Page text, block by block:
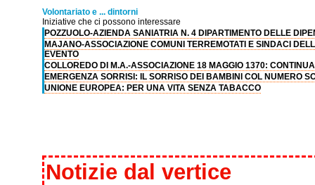
Volontariato e ... dintorni
Iniziative che ci possono interessare
POZZUOLO-AZIENDA SANIATRIA N. 4 DIPARTIMENTO DELLE
MAJANO-ASSOCIAZIONE COMUNI TERREMOTATI E SINDACI
EVENTO
COLLOREDO DI M.A.-ASSOCIAZIONE 18 MAGGIO 1370:
EMERGENZA SORRISI: IL SORRISO DEI BAMBINI COL NUMERO
UNIONE EUROPEA: PER UNA VITA SENZA TABACCO
Notizie dal vertice